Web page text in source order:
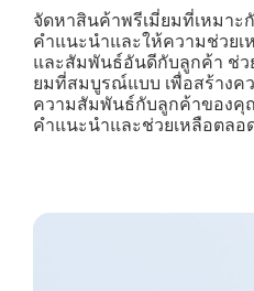
จัดหาสินค้าพรีเมี่ยมที่เหมา
คำแนะนำและให้ความช่วยเ
และสัมพันธ์อันดีกับลูกค้า ช่
ยมที่สมบูรณ์แบบ เพื่อสร้างค
ความสัมพันธ์กับลูกค้าของคุ
คำแนะนำและช่วยเหลือตลอ